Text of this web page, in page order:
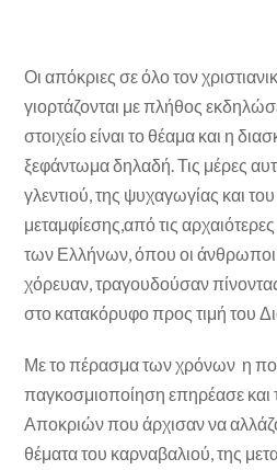
Οι απόκριες σε όλο τον
γιορτάζονται με πλήθος
στοιχείο είναι το θέαμα και η
ξεφάντωμα δηλαδή. Τις μέρες
γλεντιού, της ψυχαγωγίας και
μεταμφίεσης,από τις
των Ελλήνων, όπου οι άνθρωποι
χόρευαν, τραγουδούσαν
στο κατακόρυφο προς τιμή του
Με το πέρασμα των χρόνων η
παγκοσμιοποίηση επηρέασε και
Αποκριών που άρχισαν να
θέματα του καρναβαλιού, της